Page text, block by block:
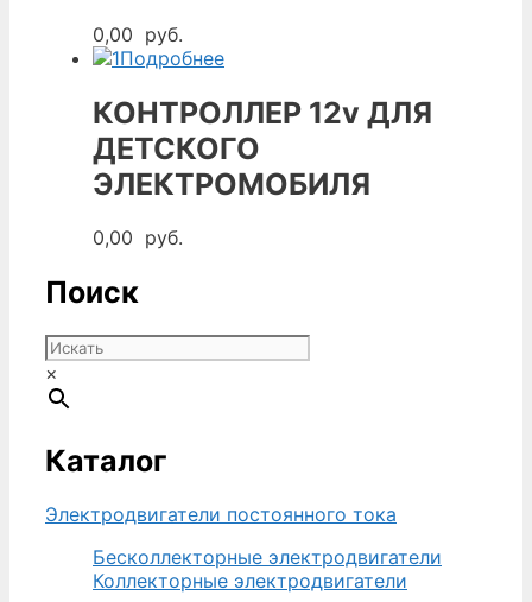
0,00 руб.
Подробнее
КОНТРОЛЛЕР 12v ДЛЯ
ДЕТСКОГО
ЭЛЕКТРОМОБИЛЯ
0,00 руб.
Поиск
×
Каталог
Электродвигатели постоянного тока
Бесколлекторные электродвигатели
Коллекторные электродвигатели